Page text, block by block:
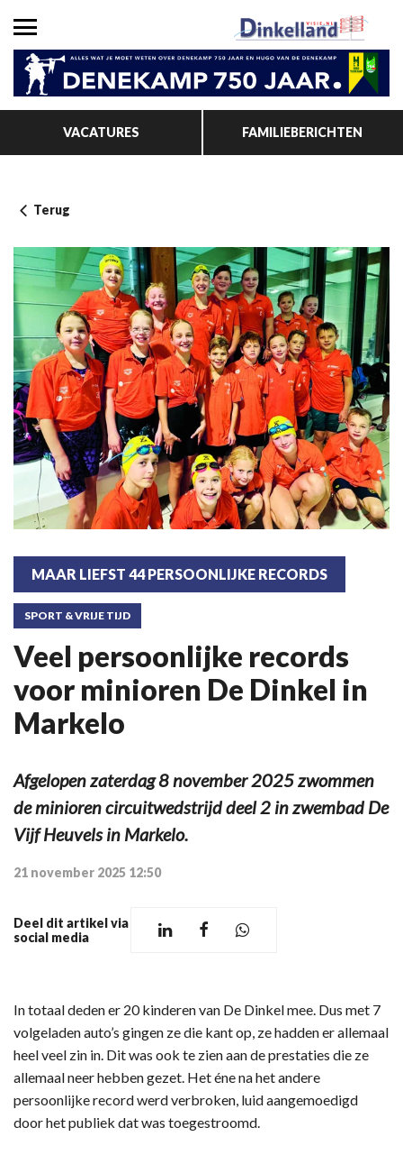
VACATURES FAMILIEBERICHTEN
Terug
MAAR LIEFST 44 PERSOONLIJKE RECORDS
SPORT & VRIJE TIJD
Veel persoonlijke records
voor minioren De Dinkel in
Markelo
Afgelopen zaterdag 8 november 2025 zwommen
de minioren circuitwedstrijd deel 2 in zwembad De
Vijf Heuvels in Markelo.
21 november 2025 12:50
Deel dit artikel via
social media
In totaal deden er 20 kinderen van De Dinkel mee. Dus met 7
volgeladen auto’s gingen ze die kant op, ze hadden er allemaal
heel veel zin in. Dit was ook te zien aan de prestaties die ze
allemaal neer hebben gezet. Het éne na het andere
persoonlijke record werd verbroken, luid aangemoedigd
door het publiek dat was toegestroomd.